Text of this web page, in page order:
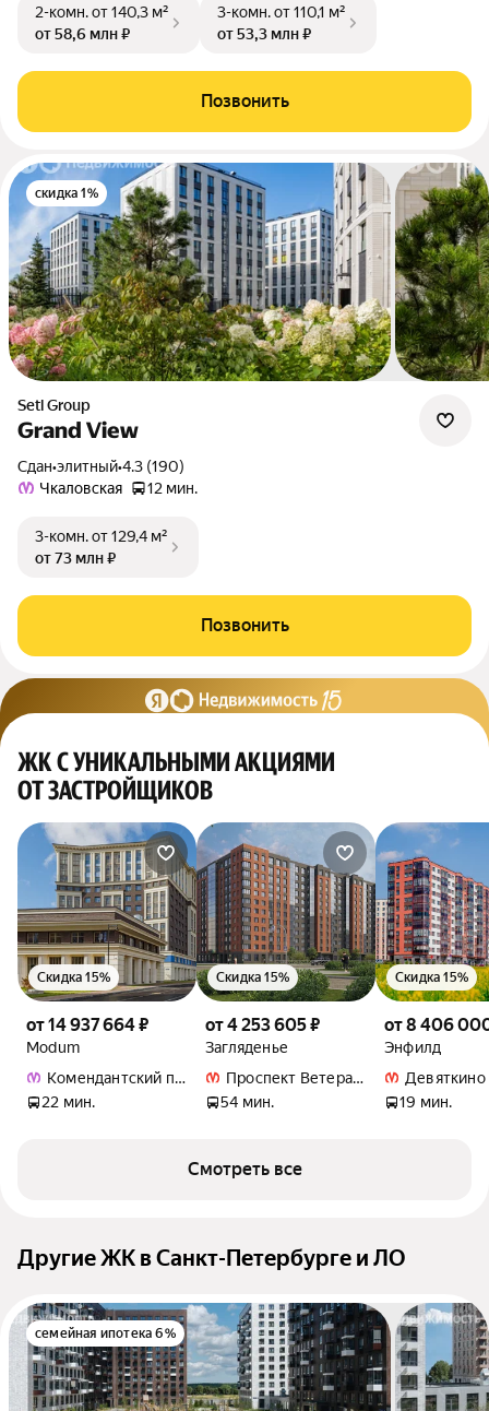
2-комн.от 140,3 м²
от 58,6 млн ₽
3-комн.от 110,1 м²
от 53,3 млн ₽
Позвонить
скидка 1%
Setl Group
Grand View
Сдан•элитный•4.3 (190)
Чкаловская
12 мин.
3-комн.от 129,4 м²
от 73 млн ₽
Позвонить
ЖК С УНИКАЛЬНЫМИ АКЦИЯМИ
ОТ ЗАСТРОЙЩИКОВ
от 14 937 664 ₽
Modum
Комендантский проспект
22 мин.
Скидка 15%
от 4 253 605 ₽
Загляденье
Проспект Ветеранов
54 мин.
Скидка 15%
от 8 406
Энфилд
Девяткино
19 мин.
Скидка 15%
Смотреть все
Другие ЖК в Санкт-Петербурге и ЛО
семейная ипотека 6%